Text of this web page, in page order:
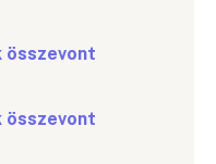
összevont
összevont